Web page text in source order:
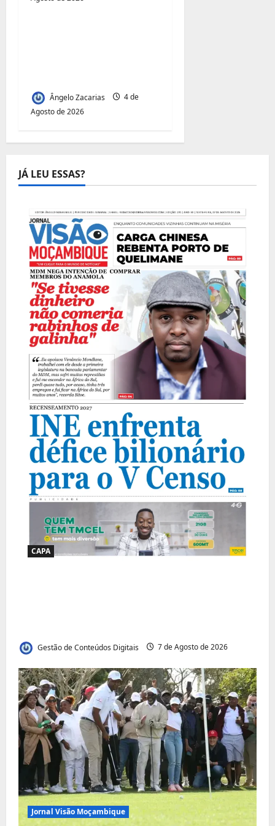
Ângelo Zacarias
4 de
Agosto de 2026
JÁ LEU ESSAS?
CAPA
Gestão de Conteúdos Digitais 7 de Agosto de 2026
Jornal Visão Moçambique